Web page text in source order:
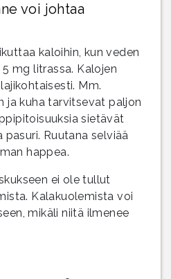
voi johtaa
kaloihin, kun veden
mg litrassa. Kalojen
Mm.
ja kuha tarvitsevat paljon
sietävät
pasuri. Ruutana selviää
happea.
ei ole tullut
Kalakuolemista voi
mikäli niitä ilmenee